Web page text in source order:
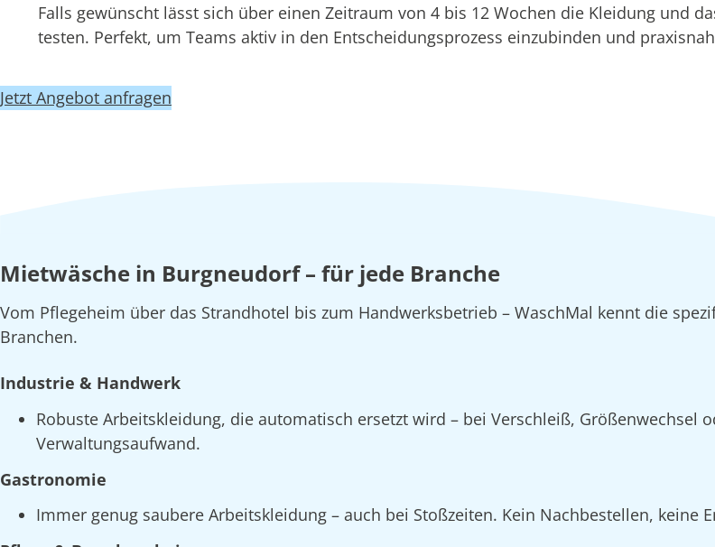
Falls gewünscht lässt sich über einen Zeitraum von 4 bis 12 Wochen die Kleidung und
testen. Perfekt, um Teams aktiv in den Entscheidungsprozess einzubinden und
Jetzt Angebot anfragen
Mietwäsche in Burgneudorf – für jede Branche
Vom Pflegeheim über das Strandhotel bis zum Handwerksbetrieb – WaschMal kennt die
Branchen.
Industrie & Handwerk
Robuste Arbeitskleidung, die automatisch ersetzt wird – bei Verschleiß, Größenwechsel
Verwaltungsaufwand.
Gastronomie
Immer genug saubere Arbeitskleidung – auch bei Stoßzeiten. Kein Nachbestellen, keine